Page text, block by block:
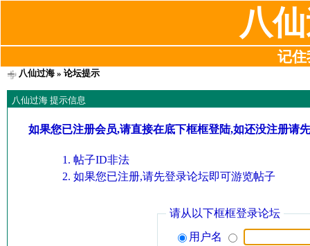
八
记住
八仙过海» 论坛提示
八仙过海 提示信息
如果您已注册会员,请直接在底下框框登陆,如还没注册请
帖子ID非法
如果您已注册,请先登录论坛即可游览帖子
请从以下框框登录论坛
用户名